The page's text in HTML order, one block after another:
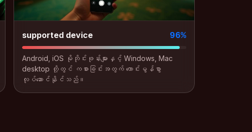
supported device 96%
Android, iOS မိုဘိုင်းဖုန်းများနှင့် Windows, Mac
desktop တို့တွင် ကစားခြင်းအတွက် ကောင်းမွန်စွာ
လုပ်ဆောင်နိုင်သည်။